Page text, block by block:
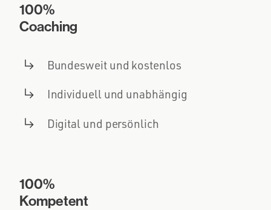
100%
Coaching
Bundesweit und kostenlos
Individuell und unabhängig
Digital und persönlich
100%
Kompetent